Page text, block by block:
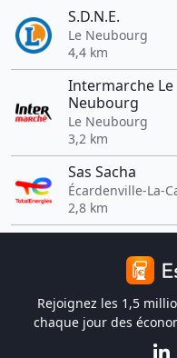
S.D.N.E.
Le Neubourg
4,4 km
Intermarche Le
Neubourg
Le Neubourg
3,2 km
Sas Sacha
Écardenville-La-
2,8 km
Rejoignez les 1,5
chaque jour des